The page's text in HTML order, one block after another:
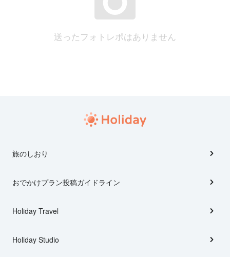
送ったフォトレポはありません
旅のしおり
おでかけプラン投稿ガイドライン
Holiday Travel
Holiday Studio